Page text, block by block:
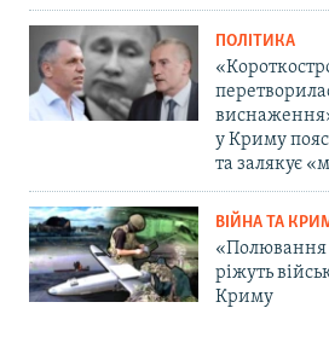
ПОЛІТИКА
у Криму
та залякує
ВІЙНА ТА
«Полювання
ріжуть
Криму